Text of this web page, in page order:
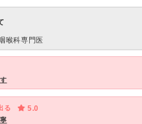
喉科専門医
る 5.0